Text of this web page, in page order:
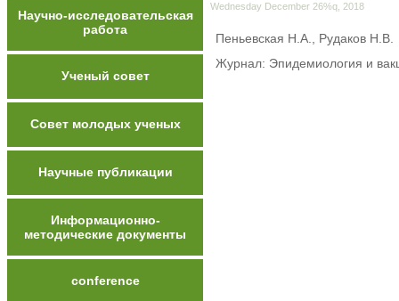
Научно-исследовательская
работа
Ученый совет
Совет молодых ученых
Научные публикации
Информационно-
методические документы
conference
Wednesday December 26%q, 2018
Пеньевская Н.А., Рудаков Н.В.
Журнал: Эпидемиология и